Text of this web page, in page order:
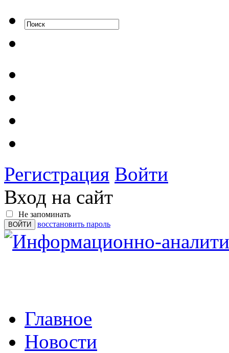
Регистрация Войти
Вход на сайт
Не запоминать
восстановить пароль
Главное
Новости